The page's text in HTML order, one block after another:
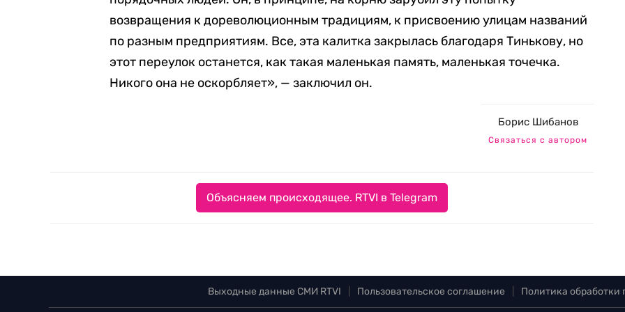
возвращения к дореволюционным традициям, к присвоению улицам названий
по разным предприятиям. Все, эта калитка закрылась благодаря Тинькову, но
этот переулок останется, как такая маленькая память, маленькая точечка.
Никого она не оскорбляет», — заключил он.
Борис Шибанов
Связаться с автором
Объясняем происходящее. RTVI в Telegram
Выходные данные СМИ RTVI Пользовательское соглашение Политика